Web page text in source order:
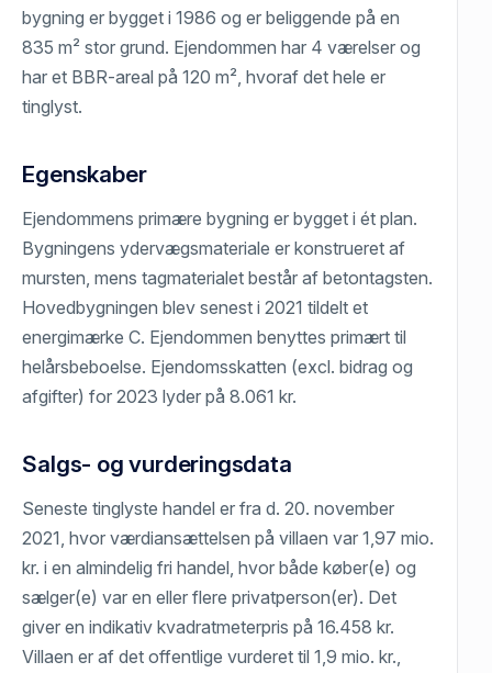
bygning er bygget i 1986 og er beliggende på en
835 m² stor grund. Ejendommen har 4 værelser og
har et BBR-areal på 120 m², hvoraf det hele er
tinglyst.
Egenskaber
Ejendommens primære bygning er bygget i ét plan.
Bygningens ydervægsmateriale er konstrueret af
mursten, mens tagmaterialet består af betontagsten.
Hovedbygningen blev senest i 2021 tildelt et
energimærke C. Ejendommen benyttes primært til
helårsbeboelse. Ejendomsskatten (excl. bidrag og
afgifter) for 2023 lyder på 8.061 kr.
Salgs- og vurderingsdata
Seneste tinglyste handel er fra d. 20. november
2021, hvor værdiansættelsen på villaen var 1,97 mio.
kr. i en almindelig fri handel, hvor både køber(e) og
sælger(e) var en eller flere privatperson(er). Det
giver en indikativ kvadratmeterpris på 16.458 kr.
Villaen er af det offentlige vurderet til 1,9 mio. kr.,